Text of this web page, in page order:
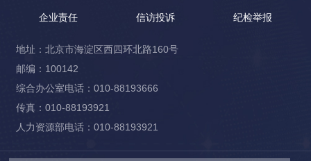
企业责任 信访投诉 纪检举报
地址：北京市海淀区西四环北路160号
邮编：100142
综合办公室电话：010-88193666
传真：010-88193921
人力资源部电话：010-88193921